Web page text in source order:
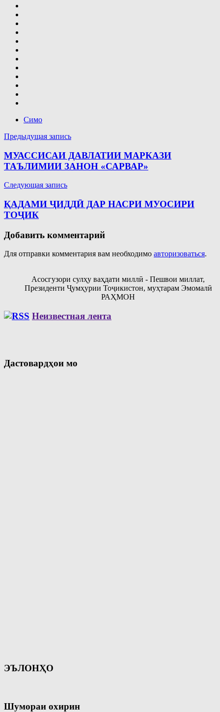
Симо
Навигация
по
записям
Предыдущая запись
МУАССИСАИ ДАВЛАТИИ МАРКАЗИ
ТАЪЛИМИИ ЗАНОН «САРВАР»
Следующая запись
ҚАДАМИ ҶИДДӢ ДАР НАСРИ МУОСИРИ
ТОҶИК
Добавить комментарий
Для отправки комментария вам необходимо авторизоваться.
Асосгузори сулҳу ваҳдати миллӣ - Пешвои миллат,
Президенти Ҷумҳурии Тоҷикистон, муҳтарам Эмомалӣ
РАҲМОН
Неизвестная лента
Дастовардҳои мо
ЭЪЛОНҲО
Шумораи охирин